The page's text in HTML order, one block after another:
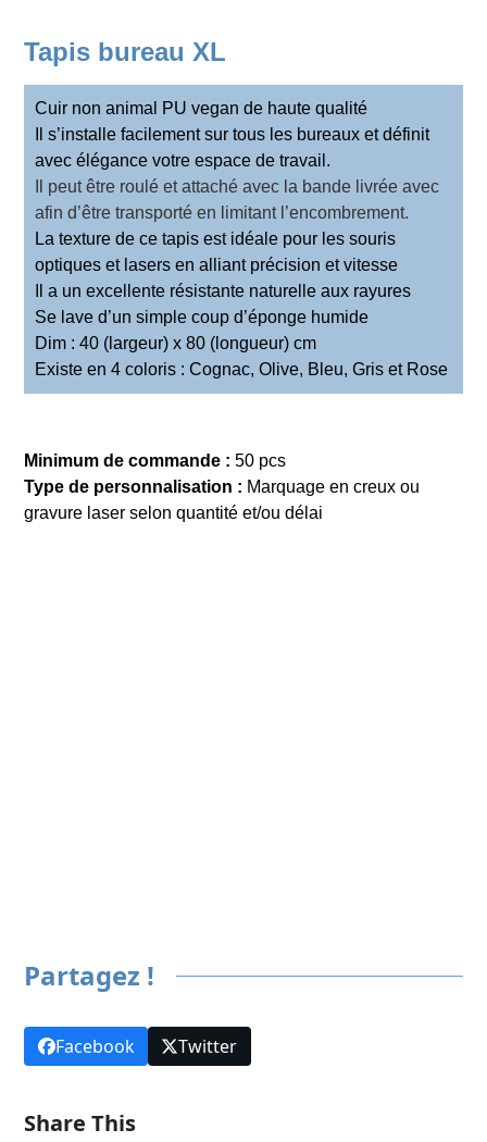
Tapis bureau XL
Cuir non animal PU vegan de haute qualité
Il s’installe facilement sur tous les bureaux et définit
avec élégance votre espace de travail.
Il peut être roulé et attaché avec la bande livrée avec
afin d’être transporté en limitant l’encombrement.
La texture de ce tapis est idéale pour les souris
optiques et lasers en alliant précision et vitesse
Il a un excellente résistante naturelle aux rayures
Se lave d’un simple coup d’éponge humide
Dim : 40 (largeur) x 80 (longueur) cm
Existe en 4 coloris : Cognac, Olive, Bleu, Gris et Rose
Minimum de commande : 50 pcs
Type de personnalisation : Marquage en creux ou
gravure laser selon quantité et/ou délai
Partagez !
Facebook Twitter
Share This